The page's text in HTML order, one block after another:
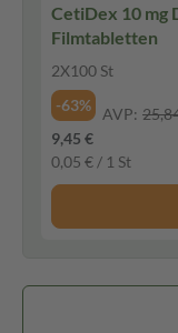
CetiDex 10 mg
Filmtabletten
2X100 St
-63%
AVP:
9,45 €
0,05 € / 1 St